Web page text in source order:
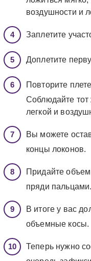
воздушности и
Заплетите
Доплетите
Повторите
Соблюдайте
легкой и
Вы можете
концы локонов.
Придайте объем
пряди пальцами.
В итоге у вас
объемные косы.
Теперь нужно